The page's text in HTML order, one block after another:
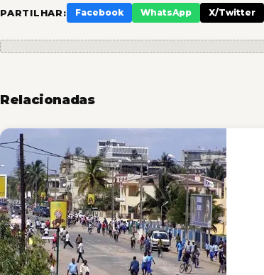
PARTILHAR: Facebook WhatsApp X/Twitter
Relacionadas